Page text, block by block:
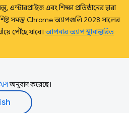
এন্টারপ্রাইজ এবং শিক্ষা প্রতিষ্ঠানের দ্বারা
সমস্ত Chrome অ্যাপগুলি 2028 সালের
পৌঁছে যাবে।আপনার অ্যাপ স্থানান্তরিত
অনুবাদ করেছে।